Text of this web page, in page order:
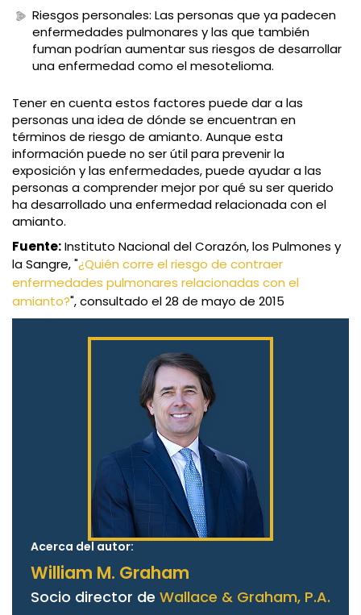
Riesgos personales: Las personas que ya padecen
enfermedades pulmonares y las que también
fuman podrían aumentar sus riesgos de desarrollar
una enfermedad como el mesotelioma.
Tener en cuenta estos factores puede dar a las
personas una idea de dónde se encuentran en
términos de riesgo de amianto. Aunque esta
información puede no ser útil para prevenir la
exposición y las enfermedades, puede ayudar a las
personas a comprender mejor por qué su ser querido
ha desarrollado una enfermedad relacionada con el
amianto.
Fuente:Instituto Nacional del Corazón, los Pulmones y
la Sangre, "¿Quién corre el riesgo de contraer
enfermedades pulmonares relacionadas con el
amianto?", consultado el 28 de mayo de 2015
Acerca del autor:
William M. Graham
Socio director de Wallace & Graham, P.A.